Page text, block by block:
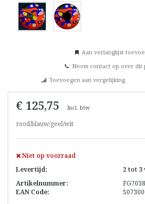
Aan verlanglijst
Neem contact op over dit
Toevoegen aan vergelijking
€ 125,75 Incl. btw
rood/blauw/geel/wit
Niet op voorraad
Levertijd:
2 tot 3
Artikelnummer:
EAN Code: